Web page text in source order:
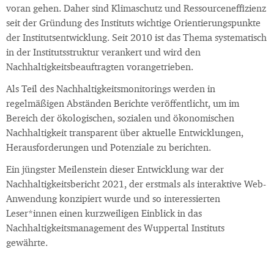
voran gehen. Daher sind Klimaschutz und Ressourceneffizienz
seit der Gründung des Instituts wichtige Orientierungspunkte
der Institutsentwicklung. Seit 2010 ist das Thema systematisch
in der Institutsstruktur verankert und wird den
Nachhaltigkeitsbeauftragten vorangetrieben.
Als Teil des Nachhaltigkeitsmonitorings werden in
regelmäßigen Abständen Berichte veröffentlicht, um im
Bereich der ökologischen, sozialen und ökonomischen
Nachhaltigkeit transparent über aktuelle Entwicklungen,
Herausforderungen und Potenziale zu berichten.
Ein jüngster Meilenstein dieser Entwicklung war der
Nachhaltigkeitsbericht 2021, der erstmals als interaktive Web-
Anwendung konzipiert wurde und so interessierten
Leser*innen einen kurzweiligen Einblick in das
Nachhaltigkeitsmanagement des Wuppertal Instituts
gewährte.